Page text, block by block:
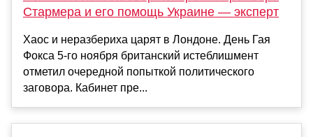
Стармера и его помощь Украине — эксперт
Хаос и неразбериха царят в Лондоне. День Гая
Фокса 5-го ноября британский истеблишмент
отметил очередной попыткой политического
заговора. Кабинет пре...